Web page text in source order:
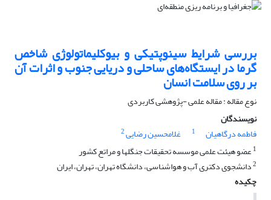
بررسی شرایط سینوپتیکی و بیوکلیماتولوژی شاخص
گرما در ایستگاه‌های ساحلی و دریایی جنوب و اثرات آن
بر روی سلامت انسان
نوع مقاله : مقاله علمی -پژوهشی کاربردی
نویسندگان
فاطمه درگاهیان
1 غلامحسین رضایی2
1عضو هیئت علمی موسسه تحقیقات جنگلها و مراتع کشور
2دانشجوی دکتری آب و هواشناسی، دانشگاه تهران، تهران، ایران
چکیده